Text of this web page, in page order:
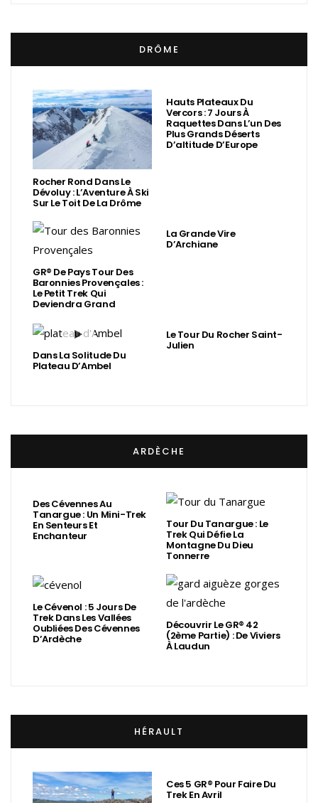
DRÔME
Rocher Rond Dans Le
Dévoluy : L’Aventure À Ski
Sur Le Toit De La Drôme
Hauts Plateaux Du
Vercors : 7 Jours À
Raquettes Dans L’un Des
Plus Grands Déserts
D’altitude D’Europe
GR® De Pays Tour Des
Baronnies Provençales :
Le Petit Trek Qui
Deviendra Grand
La Grande Vire
D’Archiane
Dans La Solitude Du
Plateau D’Ambel
Le Tour Du Rocher Saint-
Julien
ARDÈCHE
Des Cévennes Au
Tanargue : Un Mini-Trek
En Senteurs Et
Enchanteur
Tour Du Tanargue : Le
Trek Qui Défie La
Montagne Du Dieu
Tonnerre
Le Cévenol : 5 Jours De
Trek Dans Les Vallées
Oubliées Des Cévennes
D’Ardèche
Découvrir Le GR® 42
(2ème Partie) : De Viviers
À Laudun
HÉRAULT
Ces 5 GR® Pour Faire Du
Trek En Avril